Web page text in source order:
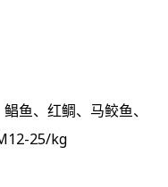
鱼、红鲷、马鲛鱼、
25/kg